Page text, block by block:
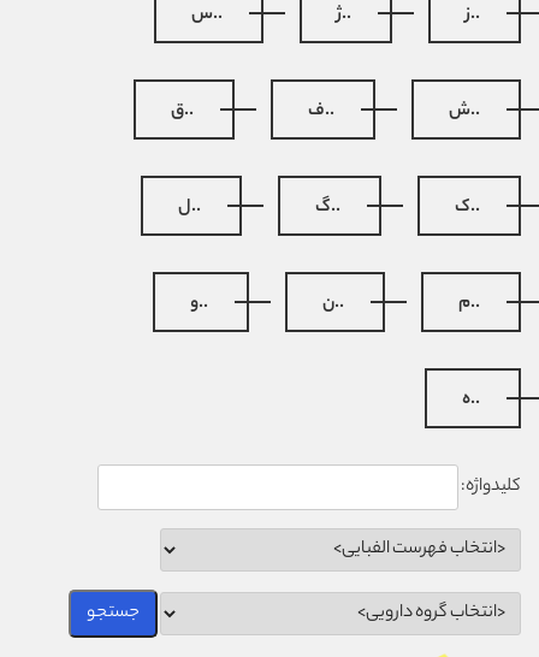
..ز ..ژ ..س
..ش ..ف ..ق
..ک ..گ ..ل
..م ..ن ..و
..ه
کلیدواژه: